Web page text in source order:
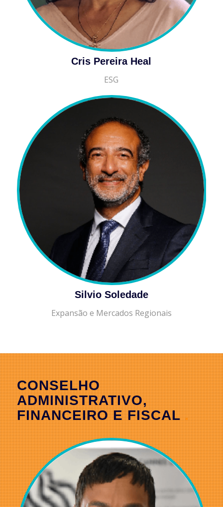
Cris Pereira Heal
ESG
Silvio Soledade
Expansão e Mercados Regionais
CONSELHO
ADMINISTRATIVO,
FINANCEIRO E FISCAL.